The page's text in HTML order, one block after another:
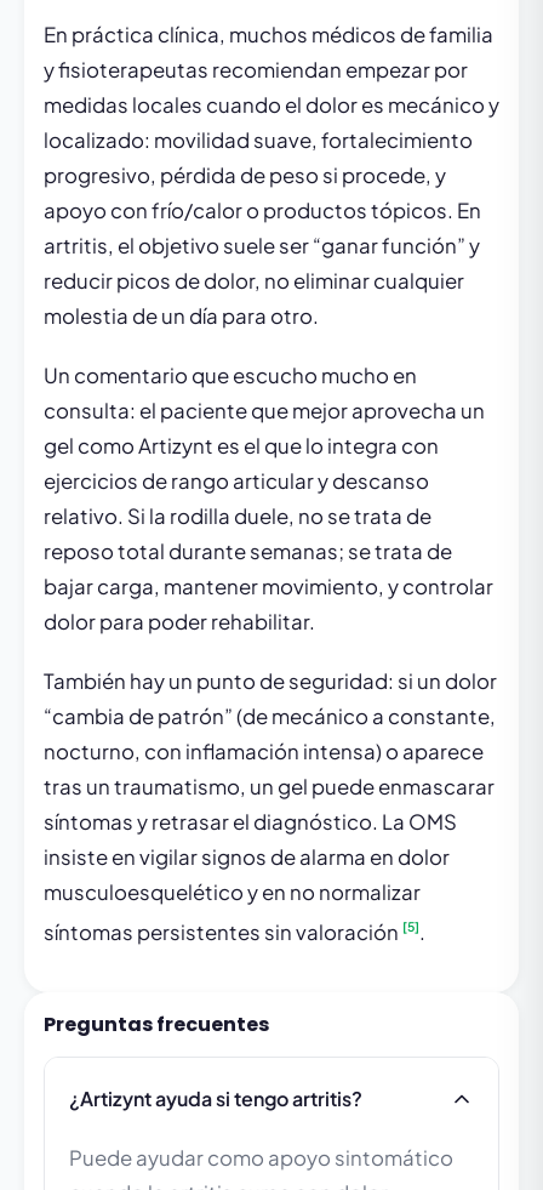
En práctica clínica, muchos médicos de familia
y fisioterapeutas recomiendan empezar por
medidas locales cuando el dolor es mecánico y
localizado: movilidad suave, fortalecimiento
progresivo, pérdida de peso si procede, y
apoyo con frío/calor o productos tópicos. En
artritis, el objetivo suele ser “ganar función” y
reducir picos de dolor, no eliminar cualquier
molestia de un día para otro.
Un comentario que escucho mucho en
consulta: el paciente que mejor aprovecha un
gel como Artizynt es el que lo integra con
ejercicios de rango articular y descanso
relativo. Si la rodilla duele, no se trata de
reposo total durante semanas; se trata de
bajar carga, mantener movimiento, y controlar
dolor para poder rehabilitar.
También hay un punto de seguridad: si un dolor
“cambia de patrón” (de mecánico a constante,
nocturno, con inflamación intensa) o aparece
tras un traumatismo, un gel puede enmascarar
síntomas y retrasar el diagnóstico. La OMS
insiste en vigilar signos de alarma en dolor
musculoesquelético y en no normalizar
síntomas persistentes sin valoración [5]
Preguntas frecuentes
¿Artizynt ayuda si tengo artritis?
Puede ayudar como apoyo sintomático